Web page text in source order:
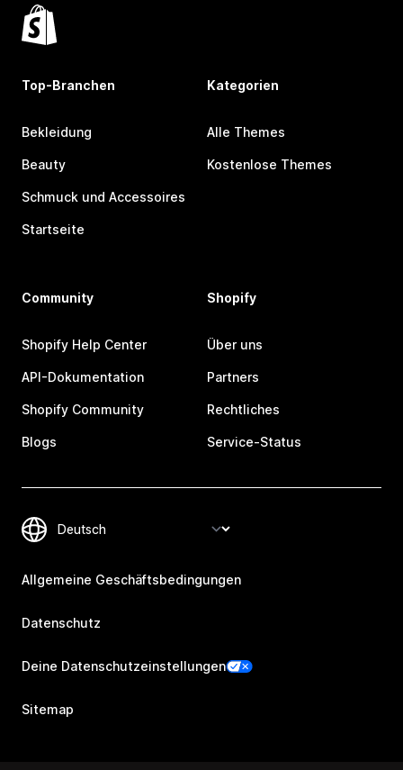
Top-Branchen
Bekleidung
Beauty
Schmuck und Accessoires
Startseite
Kategorien
Alle Themes
Kostenlose Themes
Community
Shopify Help Center
API-Dokumentation
Shopify Community
Blogs
Shopify
Über uns
Partners
Rechtliches
Service-Status
Allgemeine Geschäftsbedingungen
Datenschutz
Deine Datenschutzeinstellungen
Sitemap